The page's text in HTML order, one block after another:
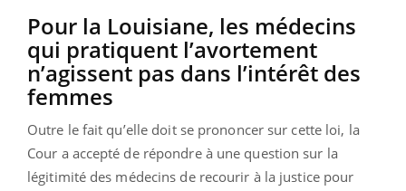
Pour la Louisiane, les médecins
qui pratiquent l’avortement
n’agissent pas dans l’intérêt des
femmes
Outre le fait qu’elle doit se prononcer sur cette loi, la
Cour a accepté de répondre à une question sur la
légitimité des médecins de recourir à la justice pour